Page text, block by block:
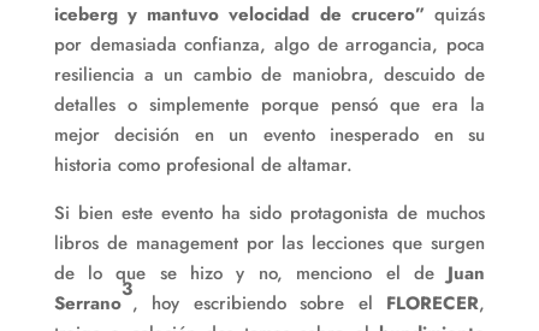
iceberg y mantuvo velocidad de crucero” quizás
por demasiada confianza, algo de arrogancia, poca
resiliencia a un cambio de maniobra, descuido de
detalles o simplemente porque pensó que era la
mejor decisión en un evento inesperado en su
historia como profesional de altamar.
Si bien este evento ha sido protagonista de muchos
libros de management por las lecciones que surgen
de lo que se hizo y no, menciono el deJuan
Serrano
3
, hoy escribiendo sobre el FLORECER,